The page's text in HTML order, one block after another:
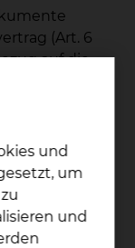
(Art. 6
auf die
auf
und
um
und